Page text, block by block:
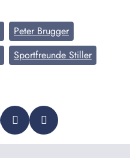
Peter Brugger
Sportfreunde Stiller